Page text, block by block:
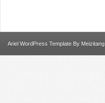
Ariel WordPress Template By Meizitang